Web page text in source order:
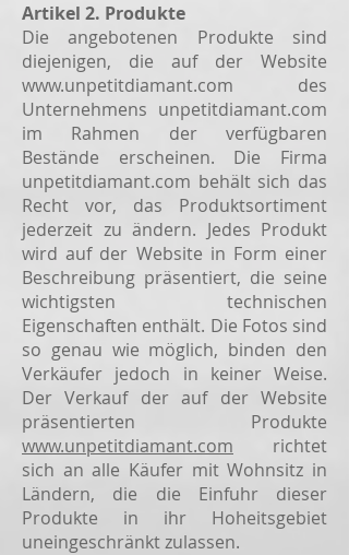
Artikel 2. Produkte
Die angebotenen Produkte sind
diejenigen, die auf der Website
www.unpetitdiamant.com des
Unternehmens unpetitdiamant.com
im Rahmen der verfügbaren
Bestände erscheinen. Die Firma
unpetitdiamant.com behält sich das
Recht vor, das Produktsortiment
jederzeit zu ändern. Jedes Produkt
wird auf der Website in Form einer
Beschreibung präsentiert, die seine
wichtigsten technischen
Eigenschaften enthält. Die Fotos sind
so genau wie möglich, binden den
Verkäufer jedoch in keiner Weise.
Der Verkauf der auf der Website
präsentierten Produkte
www.unpetitdiamant.com richtet
sich an alle Käufer mit Wohnsitz in
Ländern, die die Einfuhr dieser
Produkte in ihr Hoheitsgebiet
uneingeschränkt zulassen.